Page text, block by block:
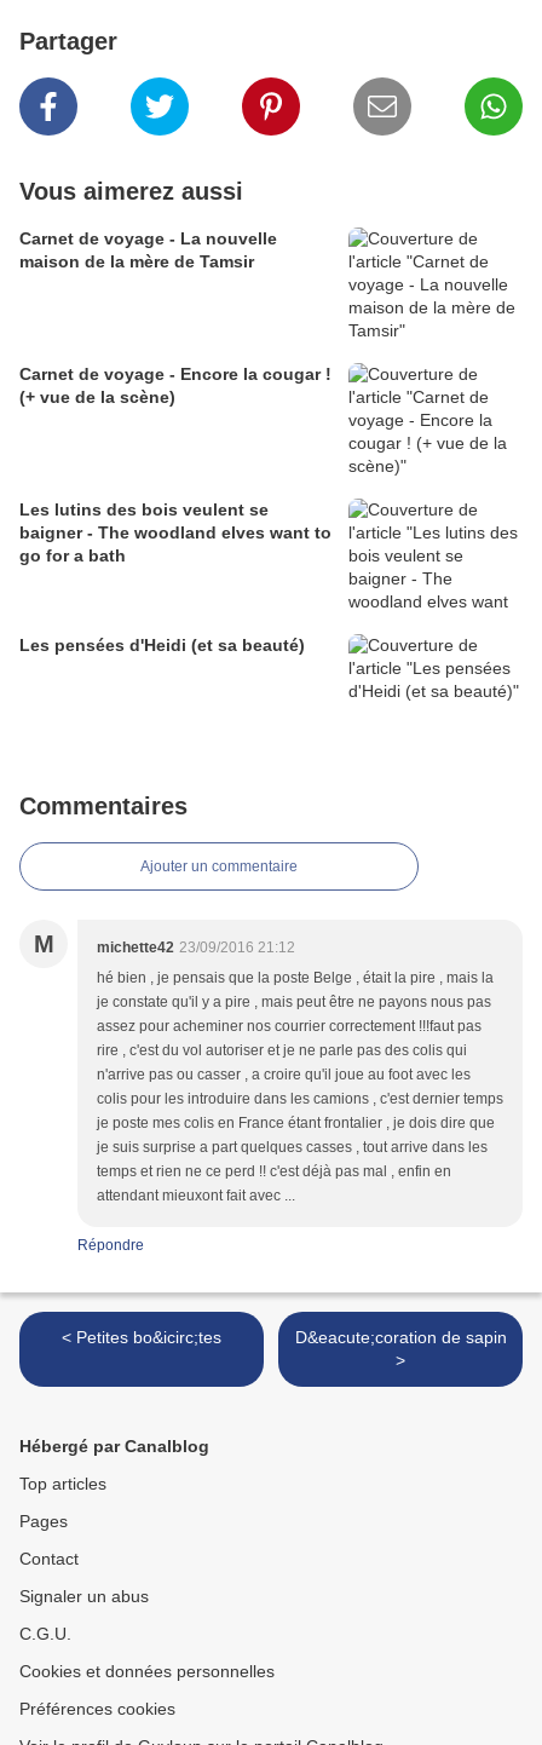
Partager
Vous aimerez aussi
Carnet de voyage - La nouvelle
maison de la mère de Tamsir
Carnet de voyage - Encore la cougar !
(+ vue de la scène)
Les lutins des bois veulent se
baigner - The woodland elves want to
go for a bath
Les pensées d'Heidi (et sa beauté)
Commentaires
Ajouter un commentaire
M michette42 23/09/2016 21:12
hé bien , je pensais que la poste Belge , était la pire , mais la
je constate qu'il y a pire , mais peut être ne payons nous pas
assez pour acheminer nos courrier correctement !!!faut pas
rire , c'est du vol autoriser et je ne parle pas des colis qui
n'arrive pas ou casser , a croire qu'il joue au foot avec les
colis pour les introduire dans les camions , c'est dernier temps
je poste mes colis en France étant frontalier , je dois dire que
je suis surprise a part quelques casses , tout arrive dans les
temps et rien ne ce perd !! c'est déjà pas mal , enfin en
attendant mieuxont fait avec ...
Répondre
< Petites bo&icirc;tes
D&eacute;coration de sapin
>
Hébergé par Canalblog
Top articles
Pages
Contact
Signaler un abus
C.G.U.
Cookies et données personnelles
Préférences cookies